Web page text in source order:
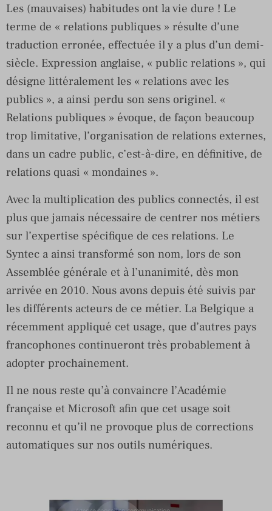
Les (mauvaises) habitudes ont la vie dure ! Le
terme de « relations publiques » résulte d’une
traduction erronée, effectuée il y a plus d’un demi-
siècle. Expression anglaise, « public relations », qui
désigne littéralement les « relations avec les
publics », a ainsi perdu son sens originel. «
Relations publiques » évoque, de façon beaucoup
trop limitative, l’organisation de relations externes,
dans un cadre public, c’est-à-dire, en définitive, de
relations quasi « mondaines ».
Avec la multiplication des publics connectés, il est
plus que jamais nécessaire de centrer nos métiers
sur l’expertise spécifique de ces relations. Le
Syntec a ainsi transformé son nom, lors de son
Assemblée générale et à l’unanimité, dès mon
arrivée en 2010. Nous avons depuis été suivis par
les différents acteurs de ce métier. La Belgique a
récemment appliqué cet usage, que d’autres pays
francophones continueront très probablement à
adopter prochainement.
Il ne nous reste qu’à convaincre l’Académie
française et Microsoft afin que cet usage soit
reconnu et qu’il ne provoque plus de corrections
automatiques sur nos outils numériques.